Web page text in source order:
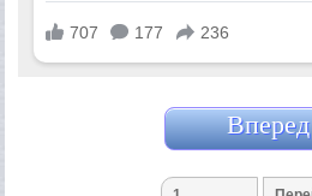
Вперед